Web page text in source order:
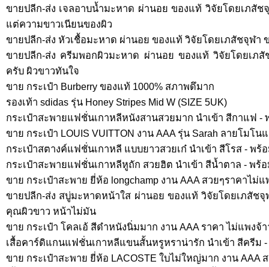
ขายปลีก-ส่ง เจลอาบน้ำมะหาด ผ่านอย ของแท้ วิจัยโดยเภสัช
แต่ความขาวเนียนของผิว
ขายปลีก-ส่ง หัวเชื้อมะหาด ผ่านอย ของแท้ วิจัยโดยเภสัชจุฬา
ขายปลีก-ส่ง ครีมพอกผิวมะหาด ผ่านอย ของแท้ วิจัยโดยเภ
ครับ ผิวขาวทันใจ
ขาย กระเป๋า Burberry ของแท้ 1000% สภาพดึมาก
รองเท้า sdidas รุ่น Honey Stripes Mid W (SIZE 5UK)
กระเป๋าสะพายแฟชั่นเกาหลีหนังสานสวยมาก นำเข้า สีกาแฟ -
ขาย กระเป๋า LOUIS VUITTON งาน AAA รุ่น Sarah ลายโมโ
กระเป๋าสตางค์แฟชั่นเกาหลี แบบยาวสวยเก๋ นำเข้า สีโรส - พร้
กระเป๋าสะพายแฟชั่นเกาหลีหูถัก สวยฮิต นำเข้า สีน้ำตาล - พร้อ
ขาย กระเป๋าสะพาย ยี่ห้อ longchamp งาน AAA สวยๆราคาไม่แ
ขายปลีก-ส่ง สบู่มะหาดหน้าใส ผ่านอย ของแท้ วิจัยโดยเภสัช
คุณผิวขาว หน้าไม่มัน
ขาย กระเป๋า โคลเอ้ สีดำหนังนิ่มมาก งาน AAA ราคา ไม่แพงจ้า
เสื้อคาร์ดิแกนแฟชั่นเกาหลีแขนสั้นหรูหราน่ารัก นำเข้า สีครีม -
ขาย กระเป๋าสะพาย ยี่ห้อ LACOSTE ใบไม่ใหญ่มาก งาน AAA